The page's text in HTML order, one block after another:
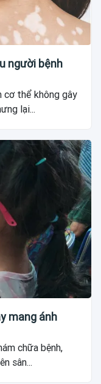
người bệnh
cơ thể không gây
lại...
mang ánh
chữa bệnh,
sân...